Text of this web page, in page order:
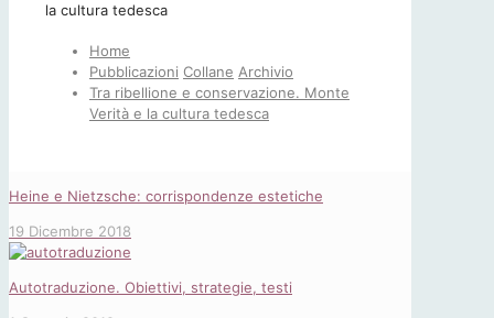
la cultura tedesca
Home
Pubblicazioni Collane Archivio
Tra ribellione e conservazione. Monte
Verità e la cultura tedesca
Heine e Nietzsche: corrispondenze estetiche
19 Dicembre 2018
Autotraduzione. Obiettivi, strategie, testi